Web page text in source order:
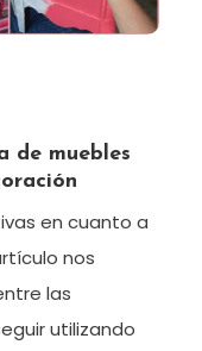
de muebles
en cuanto a
nos
las
utilizando